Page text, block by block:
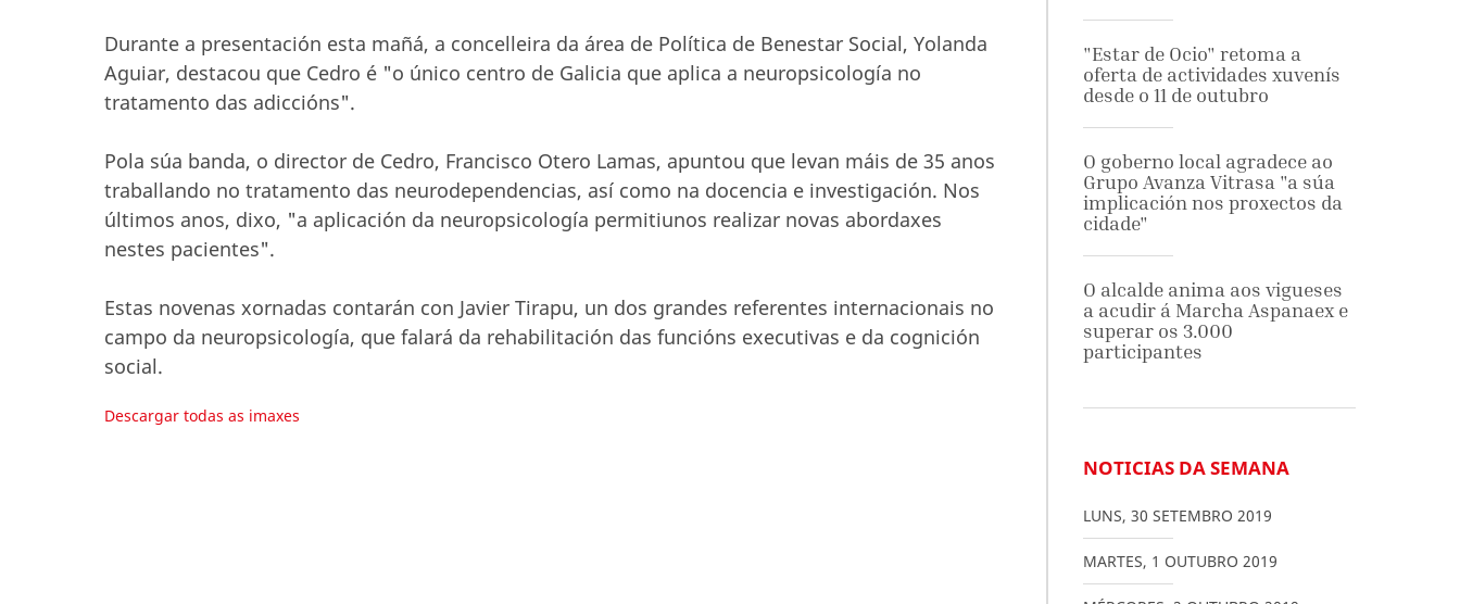
Durante a presentación esta mañá, a concelleira da área de Política de Benestar Social, Yolanda
Aguiar, destacou que Cedro é "o único centro de Galicia que aplica a neuropsicología no
tratamento das adiccións".
Pola súa banda, o director de Cedro, Francisco Otero Lamas, apuntou que levan máis de 35 anos
traballando no tratamento das neurodependencias, así como na docencia e investigación. Nos
últimos anos, dixo, "a aplicación da neuropsicología permitiunos realizar novas abordaxes
nestes pacientes".
Estas novenas xornadas contarán con Javier Tirapu, un dos grandes referentes internacionais no
campo da neuropsicología, que falará da rehabilitación das funcións executivas e da cognición
social.
Descargar todas as imaxes
"Estar de Ocio" retoma a
oferta de actividades xuvenís
desde o 11 de outubro
O goberno local agradece ao
Grupo Avanza Vitrasa "a súa
implicación nos proxectos da
cidade"
O alcalde anima aos vigueses
a acudir á Marcha Aspanaex e
superar os 3.000
participantes
NOTICIAS DA SEMANA
LUNS, 30 SETEMBRO 2019
MARTES, 1 OUTUBRO 2019